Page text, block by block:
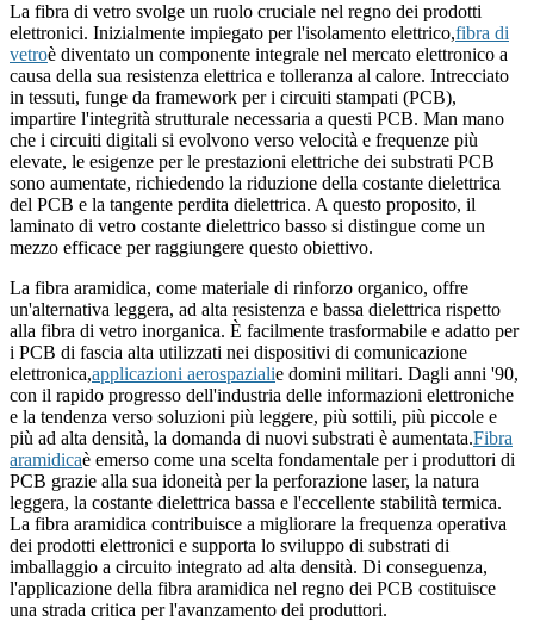
La fibra di vetro svolge un ruolo cruciale nel regno dei prodotti
elettronici. Inizialmente impiegato per l'isolamento elettrico,fibra di
vetroè diventato un componente integrale nel mercato elettronico a
causa della sua resistenza elettrica e tolleranza al calore. Intrecciato
in tessuti, funge da framework per i circuiti stampati (PCB),
impartire l'integrità strutturale necessaria a questi PCB. Man mano
che i circuiti digitali si evolvono verso velocità e frequenze più
elevate, le esigenze per le prestazioni elettriche dei substrati PCB
sono aumentate, richiedendo la riduzione della costante dielettrica
del PCB e la tangente perdita dielettrica. A questo proposito, il
laminato di vetro costante dielettrico basso si distingue come un
mezzo efficace per raggiungere questo obiettivo.
La fibra aramidica, come materiale di rinforzo organico, offre
un'alternativa leggera, ad alta resistenza e bassa dielettrica rispetto
alla fibra di vetro inorganica. È facilmente trasformabile e adatto per
i PCB di fascia alta utilizzati nei dispositivi di comunicazione
elettronica,applicazioni aerospazialie domini militari. Dagli anni '90,
con il rapido progresso dell'industria delle informazioni elettroniche
e la tendenza verso soluzioni più leggere, più sottili, più piccole e
più ad alta densità, la domanda di nuovi substrati è aumentata.Fibra
aramidicaè emerso come una scelta fondamentale per i produttori di
PCB grazie alla sua idoneità per la perforazione laser, la natura
leggera, la costante dielettrica bassa e l'eccellente stabilità termica.
La fibra aramidica contribuisce a migliorare la frequenza operativa
dei prodotti elettronici e supporta lo sviluppo di substrati di
imballaggio a circuito integrato ad alta densità. Di conseguenza,
l'applicazione della fibra aramidica nel regno dei PCB costituisce
una strada critica per l'avanzamento dei produttori.